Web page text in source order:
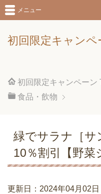
初回限定キャンペ
メニュー
初回限定キャンペーン
食品・飲物
緑でサラナ［サ
10％割引【野菜
更新日：2024年04月02